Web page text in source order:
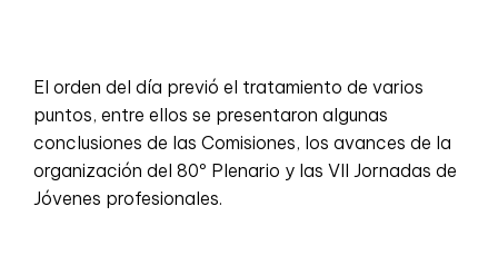
El orden del día previó el tratamiento de varios
puntos, entre ellos se presentaron algunas
conclusiones de las Comisiones, los avances de la
organización del 80º Plenario y las VII Jornadas de
Jóvenes profesionales.